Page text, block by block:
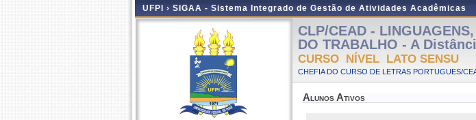
UFPI › SIGAA - Sistema Integrado de Gestão de Atividades Acadêmicas
CLP/CEAD -
DO TRABALHO - A
CURSO NÍVEL LATO SENSU
CHEFIA DO CURSO DE LETRAS PORTUGUES/
Alunos Ativos